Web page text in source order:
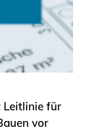
Leitlinie für
vor